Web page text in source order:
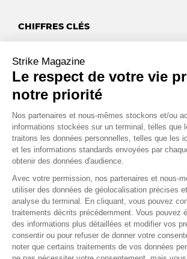
CHIFFRES CLÉS
C’est le niveau d’inflation actuel au
à celui d’il y a 40 ans, les prix de l’Énergie
ont eu un impact important, faisant passer
chiffres.
Source : Reuters
2,31trillions $
C’est la valorisation d’Apple. Cette
valorisation du FTSE 100. Encouragé par la
valeur de la Livre, Apple vaut désormais plus
grandes entreprises cotées au
Source : Bloomberg
Strike Magazine
Le respect de votre vie
notre priorité
Nos partenaires et nous-mêmes stockons et/ou
informations stockées sur un terminal, telles que
traitons les données personnelles, telles que les
et les informations standards envoyées par
obtenir des données d'audience.
Avec votre permission, nos partenaires et nous-
utiliser des données de géolocalisation précises
analyse du terminal. En cliquant, vous pouvez
traitements décrits précédemment. Vous pouvez
des informations plus détaillées et modifier vos
consentir ou pour refuser de donner votre
noter que certains traitements de vos données